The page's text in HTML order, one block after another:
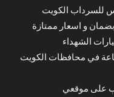
للسرداب الكويت
و اسعار ممتازة
الشهداء
على موقعي